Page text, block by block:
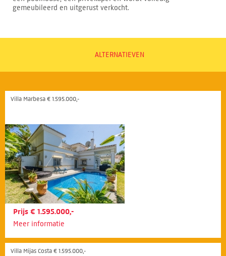
gemeubileerd en uitgerust verkocht.
ALTERNATIEVEN
Villa Marbesa € 1.595.000,-
Prijs € 1.595.000,-
Meer informatie
Villa Mijas Costa € 1.595.000,-